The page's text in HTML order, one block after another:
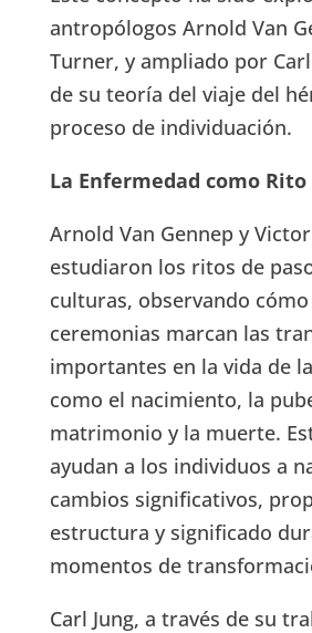
antropólogos Arnold Van
Turner, y ampliado por
de su teoría del viaje del
proceso de individuación.
La Enfermedad como Rito
Arnold Van Gennep y
estudiaron los ritos de
culturas, observando cómo
ceremonias marcan las
importantes en la vida de
como el nacimiento, la
matrimonio y la muerte.
ayudan a los individuos a
cambios significativos,
estructura y significado
momentos de
Carl Jung, a través de su